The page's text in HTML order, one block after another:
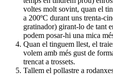
voltes molt sovint, quan el
a 200ºC durant uns trenta-
gratinador) girant-lo de tant
podem posar-hi una mica
Quan el tinguem llest, el
volem amb més gust de
trencat a trossets.
Tallem el pollastre a